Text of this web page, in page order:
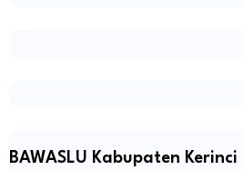
BAWASLU Kabupaten Kerinci